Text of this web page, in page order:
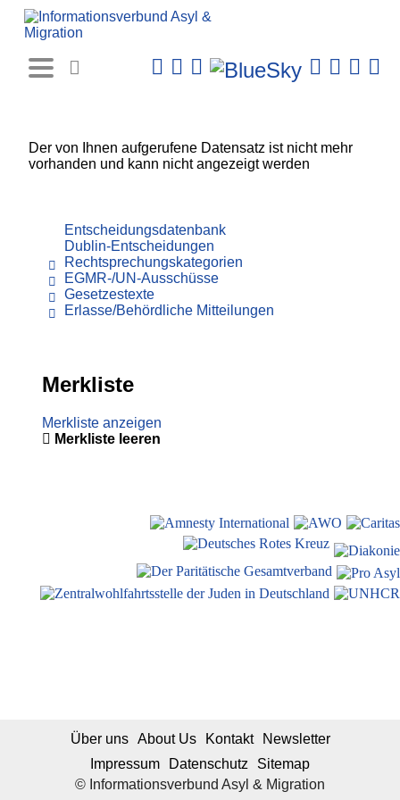
Der von Ihnen aufgerufene Datensatz ist nicht mehr
vorhanden und kann nicht angezeigt werden
Entscheidungsdatenbank
Dublin-Entscheidungen
Rechtsprechungskategorien
EGMR-/UN-Ausschüsse
Gesetzestexte
Erlasse/Behördliche Mitteilungen
Merkliste
Merkliste anzeigen
Merkliste leeren
© Informationsverbund Asyl & Migration
Über uns About Us Kontakt
Newsletter
Impressum
Datenschutz Sitemap